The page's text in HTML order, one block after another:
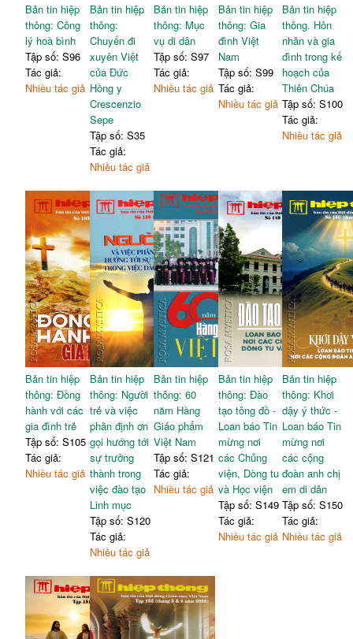
Bản tin hiệp
thông: Công
lý hoà bình
Tập số: S96
Tác giả:
Nhiều tác giả
Bản tin hiệp
thông:
Chuyến đi
xuyên Việt
của Đức
Hồng y
Crescenzio
Sepe
Tập số: S35
Tác giả:
Nhiều tác giả
Bản tin hiệp
thông: Mục
vụ di dân
Tập số: S97
Tác giả:
Nhiều tác giả
Bản tin hiệp
thông: Gia
đình Việt
Nam
Tập số: S99
Tác giả:
Nhiều tác giả
Bản tin hiệp
thông. Hôn
nhân và gia
đình trong kế
hoạch của
Thiên Chúa
Tập số: S100
Tác giả:
Nhiều tác giả
Bản tin hiệp
thông: Đồng
hành với các
gia đình trẻ
Tập số: S105
Tác giả:
Nhiều tác giả
Bản tin hiệp
thông: Người
trẻ và việc
phân định ơn
gọi hướng tới
sự trưởng
thành trong
việc đào tạo
Linh mục
Tập số: S120
Tác giả:
Nhiều tác giả
Bản tin hiệp
thông: 60
năm Hàng
Giáo phẩm
Việt Nam
Tập số: S121
Tác giả:
Nhiều tác giả
Bản tin hiệp
thông: Đào
tạo tông đồ -
Loan báo Tin
mừng nơi
các Chủng
viện, Dòng tu
và Học viện
Tập số: S149
Tác giả:
Nhiều tác giả
Bản tin hiệp
thông: Khơi
dậy ý thức -
Loan báo Tin
mừng nơi
các cộng
đoàn anh chị
em di dân
Tập số: S150
Tác giả:
Nhiều tác giả